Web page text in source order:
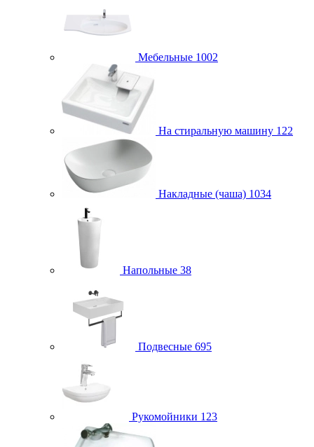
Мебельные 1002
На стиральную машину 122
Накладные (чаша) 1034
Напольные 38
Подвесные 695
Рукомойники 123